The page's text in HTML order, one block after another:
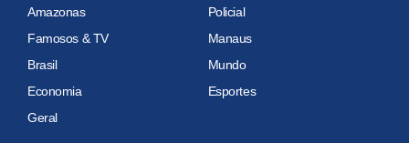
Amazonas
Policial
Famosos & TV
Manaus
Brasil
Mundo
Economia
Esportes
Geral